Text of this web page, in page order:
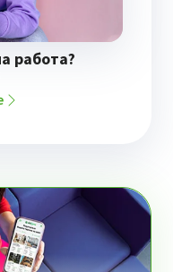
работа?